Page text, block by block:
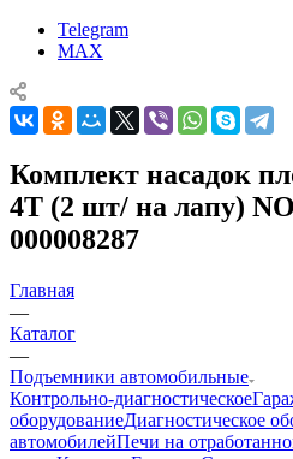
Telegram
MAX
Комплект насадок
4T (2 шт/ на лапу)
000008287
Главная
—
Каталог
—
Подъемники автомобильные
Контрольно-диагностическое
оборудованиеДиагностическое
автомобилейПечи на